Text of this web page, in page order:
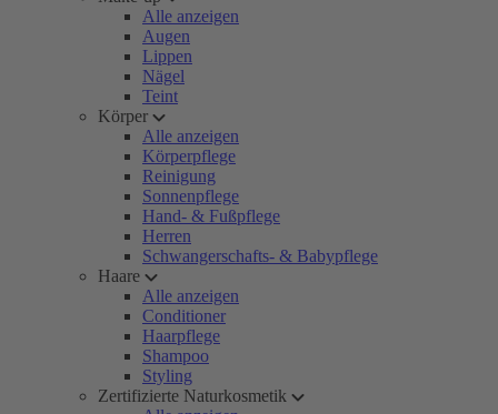
Alle anzeigen
Augen
Lippen
Nägel
Teint
Körper
Alle anzeigen
Körperpflege
Reinigung
Sonnenpflege
Hand- & Fußpflege
Herren
Schwangerschafts- & Babypflege
Haare
Alle anzeigen
Conditioner
Haarpflege
Shampoo
Styling
Zertifizierte Naturkosmetik